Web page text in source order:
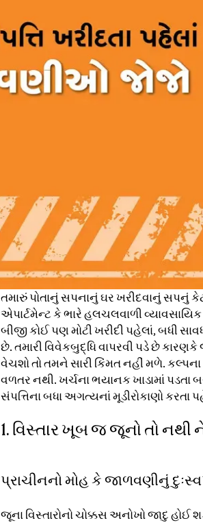
તમારું પોતાનું સપનાનું ઘર ખરીદવાનું સપનું
એપાર્ટમેન્ટ કે ભારે હલચલવાળી
બીજી કોઈ પણ મોટી ખરીદી પહેલાં, બધી
છે. તમારી વિવેકબુદ્ધિ વાપરવી પડે છે
વેચશો તો તમને સારી કિંમત નહીં મળે.
વળતર નથી. ખર્ચના ભયાનક ખાડામાં પડતા
સંપત્તિના બધા અગત્યનાં મૂડીરોકાણો
1. વિસ્તાર ખૂબ જ જૂનો તો નથી
પ્રાચીનનો મોહ કે જાળવણીનું
જૂના વિસ્તારોનો ચોક્કસ અનોખો જાદુ